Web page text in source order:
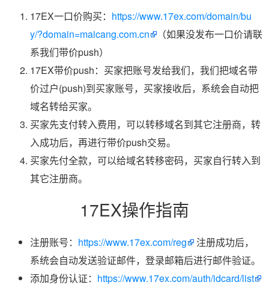
17EX一口价购买： https://www.17ex.com/domain/bu
y/?domain=maicang.com.cn
（如果没发布一口价请联
系我们带价push）
17EX带价push：买家把账号发给我们，我们把域名带
价过户(push)到买家账号，买家接收后，系统会自动把
域名转给买家。
买家先支付转入费用，可以转移域名到其它注册商，转
入成功后，再进行带价push交易。
买家先付全款，可以给域名转移密码，买家自行转入到
其它注册商。
17EX操作指南
注册账号： https://www.17ex.com/reg
注册成功后，
系统会自动发送验证邮件，登录邮箱后进行邮件验证。
添加身份认证： https://www.17ex.com/auth/idcard/list